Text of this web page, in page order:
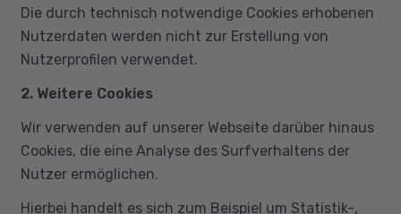
Die durch technisch notwendige Cookies erhobenen
Nutzerdaten werden nicht zur Erstellung von
Nutzerprofilen verwendet.
2. Weitere Cookies
Wir verwenden auf unserer Webseite darüber hinaus
Cookies, die eine Analyse des Surfverhaltens der
Nutzer ermöglichen.
Hierbei handelt es sich zum Beispiel um Statistik-,